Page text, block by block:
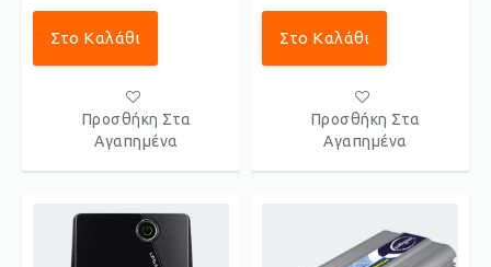
Στο Καλάθι
Προσθήκη Στα
Αγαπημένα
Στο Καλάθι
Προσθήκη Στα
Αγαπημένα